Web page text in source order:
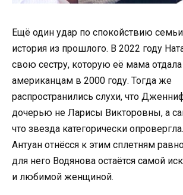
Ещё один удар по спокойствию
история из прошлого. В 2022 году
свою сестру, которую её мама
американцам в 2000 году. Тогда же
распространились слухи, что
дочерью не Ларисы Викторовны, а
что звезда категорически
Антуан отнёсся к этим сплетням
для него Водянова остаётся самой
и любимой женщиной.